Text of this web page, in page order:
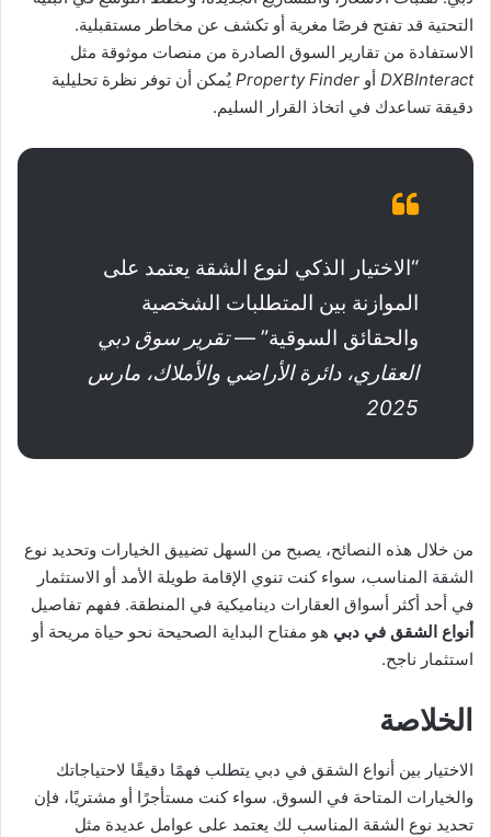
التحتية قد تفتح فرصًا مغرية أو تكشف عن مخاطر مستقبلية.
الاستفادة من تقارير السوق الصادرة من منصات موثوقة مثل
DXBInteract أو Property Finder يُمكن أن توفر نظرة تحليلية
دقيقة تساعدك في اتخاذ القرار السليم.
“الاختيار الذكي لنوع الشقة يعتمد على
الموازنة بين المتطلبات الشخصية
والحقائق السوقية” —تقرير سوق دبي
العقاري، دائرة الأراضي والأملاك، مارس
2025
من خلال هذه النصائح، يصبح من السهل تضييق الخيارات وتحديد نوع
الشقة المناسب، سواء كنت تنوي الإقامة طويلة الأمد أو الاستثمار
في أحد أكثر أسواق العقارات ديناميكية في المنطقة. ففهم تفاصيل
أنواع الشقق في دبي هو مفتاح البداية الصحيحة نحو حياة مريحة أو
استثمار ناجح.
الخلاصة
الاختيار بين أنواع الشقق في دبي يتطلب فهمًا دقيقًا لاحتياجاتك
والخيارات المتاحة في السوق. سواء كنت مستأجرًا أو مشتريًا، فإن
تحديد نوع الشقة المناسب لك يعتمد على عوامل عديدة مثل